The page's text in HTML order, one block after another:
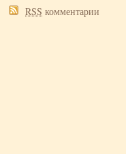
RSS комментарии